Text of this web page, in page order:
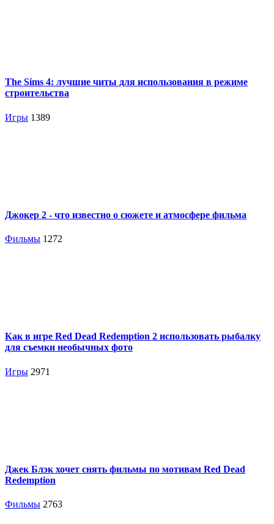
The Sims 4: лучшие читы для использования в режиме
строительства
Игры 1389
Джокер 2 - что известно о сюжете и атмосфере фильма
Фильмы 1272
Как в игре Red Dead Redemption 2 использовать рыбалку
для съемки необычных фото
Игры 2971
Джек Блэк хочет снять фильмы по мотивам Red Dead
Redemption
Фильмы 2763